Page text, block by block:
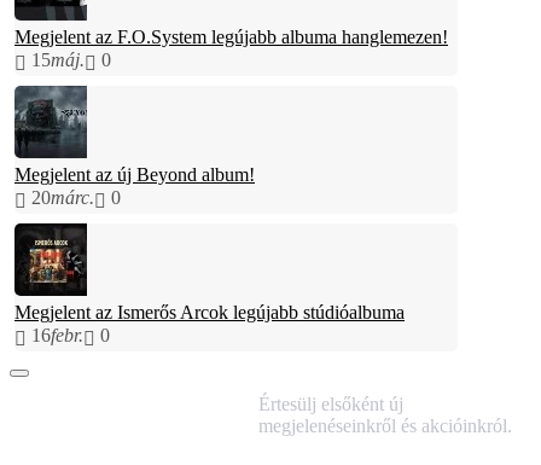
Megjelent az F.O.System legújabb albuma hanglemezen!
15máj. 0
Megjelent az új Beyond album!
20márc. 0
Megjelent az Ismerős Arcok legújabb stúdióalbuma
16febr. 0
Értesülj elsőként új
megjelenéseinkről és akcióinkról.